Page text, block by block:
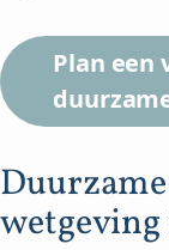
Plan een